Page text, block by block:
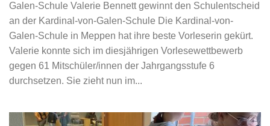
Galen-Schule Valerie Bennett gewinnt den Schulentscheid
an der Kardinal-von-Galen-Schule Die Kardinal-von-
Galen-Schule in Meppen hat ihre beste Vorleserin gekürt.
Valerie konnte sich im diesjährigen Vorlesewettbewerb
gegen 61 Mitschüler/innen der Jahrgangsstufe 6
durchsetzen. Sie zieht nun im...